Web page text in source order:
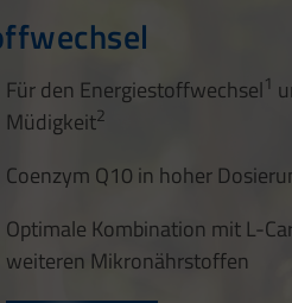
Für den Energiestoffwechsel1
Müdigkeit2
Coenzym Q10 in hoher
Optimale Kombination mit L-
weiteren Mikronährstoffen
| Muskeln
3
4